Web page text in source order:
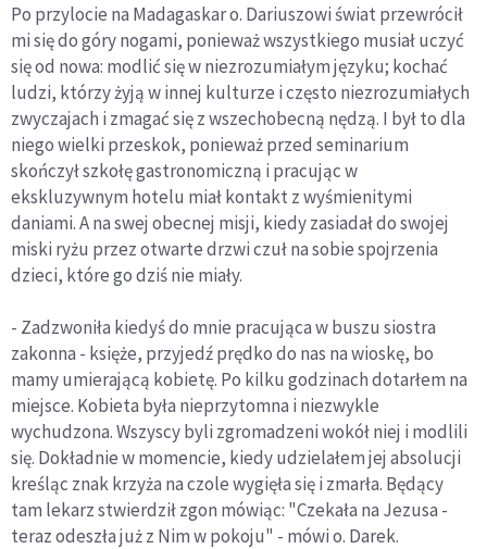
Po przylocie na Madagaskar o. Dariuszowi świat przewrócił
mi się do góry nogami, ponieważ wszystkiego musiał uczyć
się od nowa: modlić się w niezrozumiałym języku; kochać
ludzi, którzy żyją w innej kulturze i często niezrozumiałych
zwyczajach i zmagać się z wszechobecną nędzą. I był to dla
niego wielki przeskok, ponieważ przed seminarium
skończył szkołę gastronomiczną i pracując w
ekskluzywnym hotelu miał kontakt z wyśmienitymi
daniami. A na swej obecnej misji, kiedy zasiadał do swojej
miski ryżu przez otwarte drzwi czuł na sobie spojrzenia
dzieci, które go dziś nie miały.
- Zadzwoniła kiedyś do mnie pracująca w buszu siostra
zakonna - księże, przyjedź prędko do nas na wioskę, bo
mamy umierającą kobietę. Po kilku godzinach dotarłem na
miejsce. Kobieta była nieprzytomna i niezwykle
wychudzona. Wszyscy byli zgromadzeni wokół niej i modlili
się. Dokładnie w momencie, kiedy udzielałem jej absolucji
kreśląc znak krzyża na czole wygięła się i zmarła. Będący
tam lekarz stwierdził zgon mówiąc: "Czekała na Jezusa -
teraz odeszła już z Nim w pokoju" - mówi o. Darek.